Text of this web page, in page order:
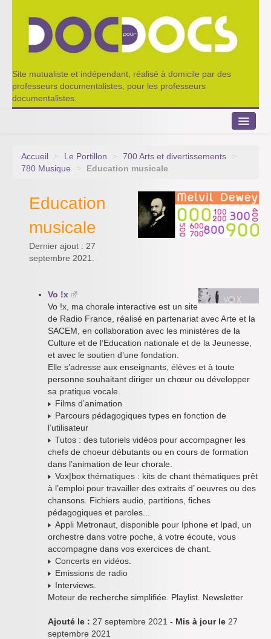
Site mutualiste et indépendant, réalisé à domicile par des
professeurs documentalistes, pour les professeurs
documentalistes.
Le Portillon
Qui sommes-nous ?
Accueil > Le Portillon > 700 Arts et divertissements
>
780 Musique
> Education musicale
Education
musicale
Dernier ajout : 27
septembre 2021.
Vo !x
Vo !x, ma chorale interactive est un site
de Radio France, réalisé en partenariat avec Arte et la
SACEM, en collaboration avec les ministères de la
Culture et de l’Education nationale et de la Jeunesse,
et avec le soutien d’une fondation.
Elle s’adresse aux enseignants, élèves et à toute
personne souhaitant diriger un chœur ou développer
sa pratique vocale.
Films d’animation
Parcours pédagogiques types en fonction de
l’utilisateur
Tutos : des tutoriels vidéos pour accompagner les
chefs de choeur débutants ou en cours de formation
dans l’animation de leur chorale.
Vox|box thématiques : kits de chant thématiques prêt
à l’emploi pour travailler des extraits d’ oeuvres ou des
chansons. Fichiers audio, partitions, fiches
pédagogiques et paroles...
Appli Metronaut, disponible pour Iphone et Ipad, un
orchestre dans votre poche, à votre écoute, vous
accompagne dans vos exercices de chant.
Concerts en vidéos.
Emissions de radio
Interviews.
Moteur de recherche simplifiée. Playlist. Newsletter
Ajouté le : 27 septembre 2021 - Mis à jour le 27
septembre 2021